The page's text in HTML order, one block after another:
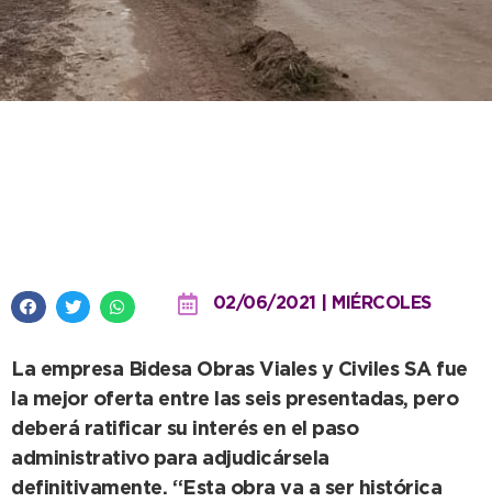
02/06/2021 | MIÉRCOLES
La empresa Bidesa Obras Viales y Civiles SA fue
la mejor oferta entre las seis presentadas, pero
deberá ratificar su interés en el paso
administrativo para adjudicársela
definitivamente. “Esta obra va a ser histórica